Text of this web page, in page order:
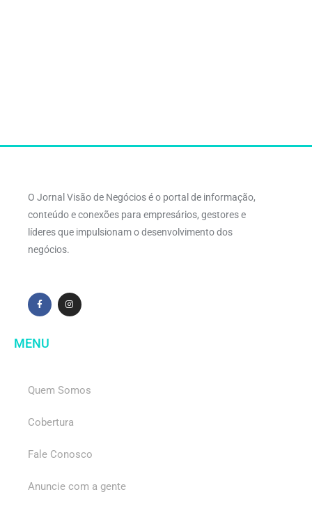
O Jornal Visão de Negócios é o portal de informação,
conteúdo e conexões para empresários, gestores e
líderes que impulsionam o desenvolvimento dos
negócios.
MENU
Quem Somos
Cobertura
Fale Conosco
Anuncie com a gente